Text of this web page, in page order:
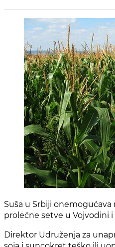
Suša u Srbiji onemogućava
prolećne setve u Vojvodini
Direktor Udruženja za